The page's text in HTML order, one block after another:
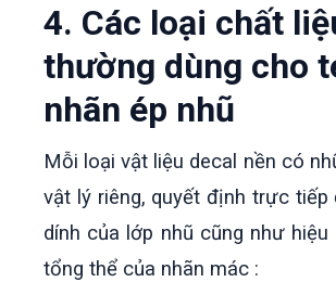
4. Các loại chất
thường dùng cho
nhãn ép nhũ
Mỗi loại vật liệu decal nền có
vật lý riêng, quyết định trực tiếp
dính của lớp nhũ cũng như
tổng thể của nhãn mác :